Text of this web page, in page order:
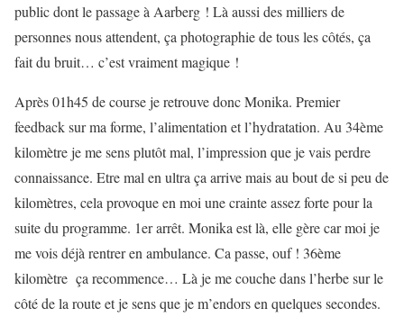
public dont le passage à Aarberg ! Là aussi des milliers de
personnes nous attendent, ça photographie de tous les côtés, ça
fait du bruit… c’est vraiment magique !
Après 01h45 de course je retrouve donc Monika. Premier
feedback sur ma forme, l’alimentation et l’hydratation. Au 34ème
kilomètre je me sens plutôt mal, l’impression que je vais perdre
connaissance. Etre mal en ultra ça arrive mais au bout de si peu de
kilomètres, cela provoque en moi une crainte assez forte pour la
suite du programme. 1er arrêt. Monika est là, elle gère car moi je
me vois déjà rentrer en ambulance. Ca passe, ouf ! 36ème
kilomètre ça recommence… Là je me couche dans l’herbe sur le
côté de la route et je sens que je m’endors en quelques secondes.